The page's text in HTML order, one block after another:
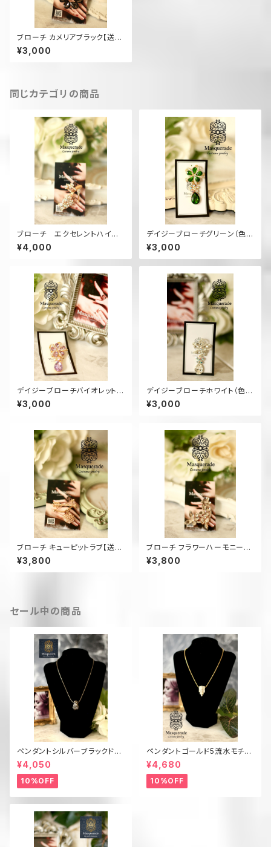
ブローチ カメリアブラック【送料
無料】（色違い有）BR11
¥3,000
同じカテゴリの商品
ブローチ エクセレントハイヒ
ール【送料無料】BR19S
¥4,000
デイジーブローチグリーン（色違
い有）【送料無料】BR5
¥3,000
デイジーブローチバイオレット
（色違い有）【送料無料】BR9
¥3,000
デイジーブローチホワイト（色違
い有）【送料無料】BR7
¥3,000
ブローチ キューピットラブ【送料
無料】BR16H
¥3,800
ブローチ フラワーハーモニー
【送料無料】BR17F
¥3,800
セール中の商品
ペンダントシルバーブラックドロ
ップ楕円【送料無料】 N22B
¥4,050
10%OFF
ペンダントゴールド5流水モチー
フ【送料無料】 N13G
¥4,680
10%OFF